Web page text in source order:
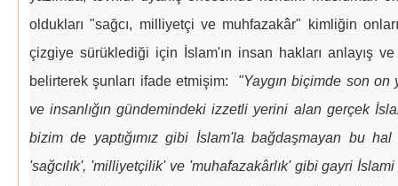
oldukları "sağcı, milliyetçi ve muhfazakâr" kimliğin
çizgiye sürüklediği için İslam'ın insan hakları anlayış
belirterek şunları ifade etmişim: "Yaygın biçimde son on
ve insanlığın gündemindeki izzetli yerini alan gerçek
bizim de yaptığımız gibi İslam'la bağdaşmayan bu hal
'sağcılık', 'milliyetçilik' ve 'muhafazakârlık' gibi gayri